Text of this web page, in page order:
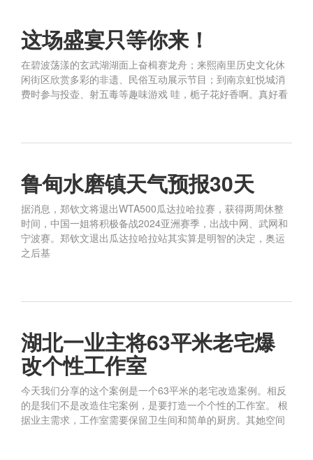
这场盛宴只等你来！
在碧波荡漾的玄武湖湖面上奋楫赛龙舟；来熙南里历史文化休
闲街区欣赏多彩的非遗、民俗互动展示节目；到南京虹悦城消
费时参与投壶、射五毒等趣味游戏 哇，栀子花好香啊。真好看
鲁甸水磨镇天气预报30天
据消息，郑钦文将退出WTA500瓜达拉哈拉赛，获得两周休整
时间，中国一姐将积极备战2024亚洲赛季，出战中网、武网和
宁波赛。郑钦文退出瓜达拉哈拉站其实算是明智的决定，奥运
之后基
湖北一业主将63平米老宅爆
改个性工作室
今天我们分享的这个案例是一个63平米的老宅改造案例。相反
的是我们不是改造住宅案例，是要打造一个个性的工作室。 根
据业主需求，工作室需要保留卫生间和简单的厨房。其她空间